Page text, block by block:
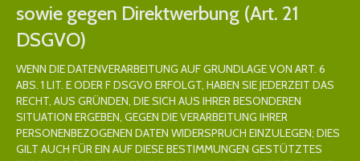
sowie gegen Direktwerbung (Art. 21
DSGVO)
WENN DIE DATENVERARBEITUNG AUF GRUNDLAGE VON ART. 6
ABS. 1 LIT. E ODER F DSGVO ERFOLGT, HABEN SIE JEDERZEIT DAS
RECHT, AUS GRÜNDEN, DIE SICH AUS IHRER BESONDEREN
SITUATION ERGEBEN, GEGEN DIE VERARBEITUNG IHRER
PERSONENBEZOGENEN DATEN WIDERSPRUCH EINZULEGEN; DIES
GILT AUCH FÜR EIN AUF DIESE BESTIMMUNGEN GESTÜTZTES